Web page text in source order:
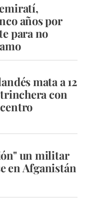
años por
para no
mata a 12
con
un militar
en Afganistán